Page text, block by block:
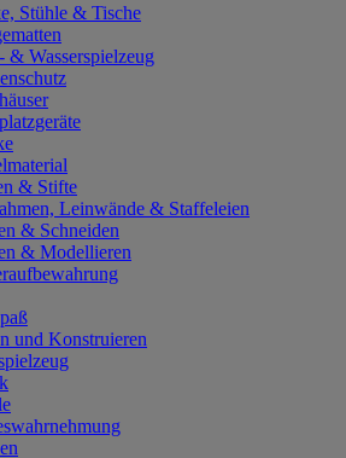
Stühle & Tische
& Wasserspielzeug
& Stifte
Leinwände & Staffeleien
& Schneiden
& Modellieren
und Konstruieren